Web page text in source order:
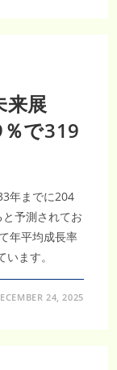
来展
で319
年までに204
予測されてお
年平均成長率
ます。
24, 2025